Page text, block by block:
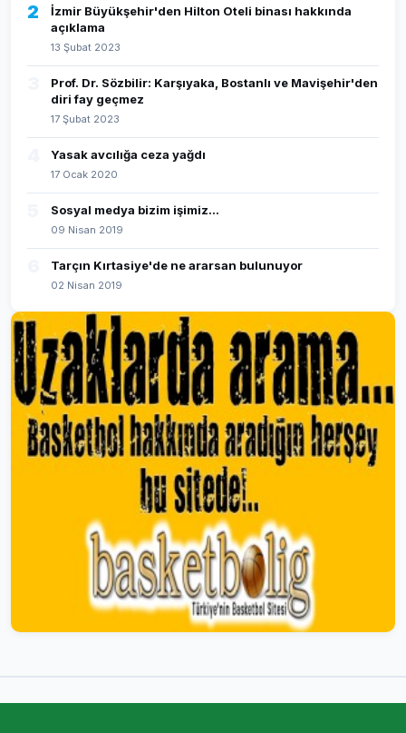
2
İzmir Büyükşehir'den Hilton Oteli binası hakkında
açıklama
13 Şubat 2023
Prof. Dr. Sözbilir: Karşıyaka, Bostanlı ve Mavişehir'den
diri fay geçmez
17 Şubat 2023
Yasak avcılığa ceza yağdı
17 Ocak 2020
Sosyal medya bizim işimiz...
09 Nisan 2019
Tarçın Kırtasiye'de ne ararsan bulunuyor
02 Nisan 2019